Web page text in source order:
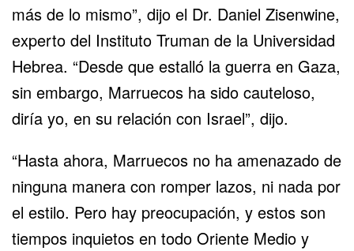
más de lo mismo”, dijo el Dr. Daniel Zisenwine,
experto del Instituto Truman de la Universidad
Hebrea. “Desde que estalló la guerra en Gaza,
sin embargo, Marruecos ha sido cauteloso,
diría yo, en su relación con Israel”, dijo.
“Hasta ahora, Marruecos no ha amenazado de
ninguna manera con romper lazos, ni nada por
el estilo. Pero hay preocupación, y estos son
tiempos inquietos en todo Oriente Medio y